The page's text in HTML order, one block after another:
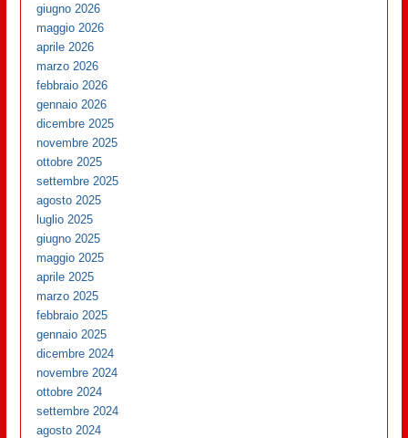
giugno 2026
maggio 2026
aprile 2026
marzo 2026
febbraio 2026
gennaio 2026
dicembre 2025
novembre 2025
ottobre 2025
settembre 2025
agosto 2025
luglio 2025
giugno 2025
maggio 2025
aprile 2025
marzo 2025
febbraio 2025
gennaio 2025
dicembre 2024
novembre 2024
ottobre 2024
settembre 2024
agosto 2024